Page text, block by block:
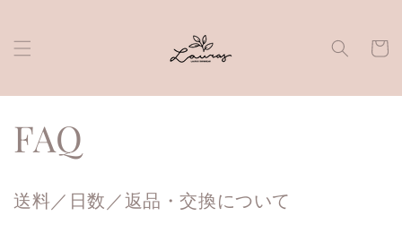
Cart
FAQ
送料／日数／返品・交換について